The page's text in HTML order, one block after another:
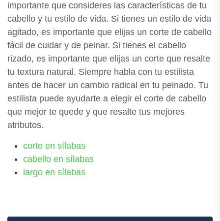
importante que consideres las características de tu
cabello y tu estilo de vida. Si tienes un estilo de vida
agitado, es importante que elijas un corte de cabello
fácil de cuidar y de peinar. Si tienes el cabello
rizado, es importante que elijas un corte que resalte
tu textura natural. Siempre habla con tu estilista
antes de hacer un cambio radical en tu peinado. Tu
estilista puede ayudarte a elegir el corte de cabello
que mejor te quede y que resalte tus mejores
atributos.
corte en sílabas
cabello en sílabas
largo en sílabas